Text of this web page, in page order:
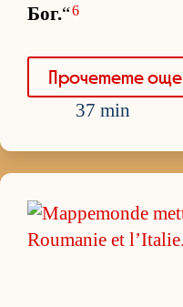
Бог.“6
Про­че­тете още
37 min